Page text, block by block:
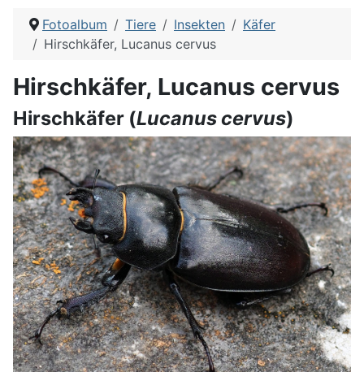
Fotoalbum Tiere Insekten
Käfer
Hirschkäfer, Lucanus cervus
Hirschkäfer, Lucanus cervus
Hirschkäfer (Lucanus cervus)